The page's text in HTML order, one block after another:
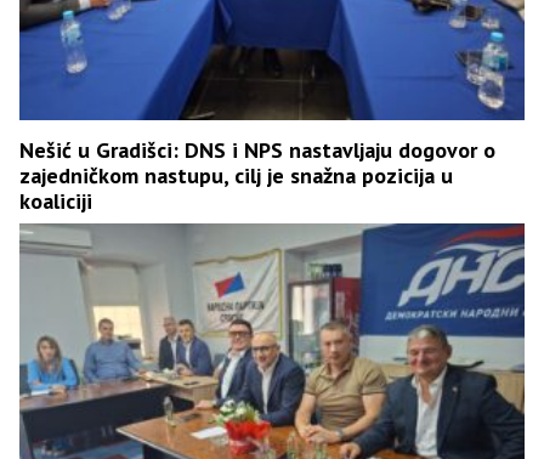
Nešić u Gradišci: DNS i NPS nastavljaju dogovor o
zajedničkom nastupu, cilj je snažna pozicija u
koaliciji